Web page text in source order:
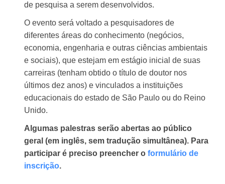
de pesquisa a serem desenvolvidos.
O evento será voltado a pesquisadores de
diferentes áreas do conhecimento (negócios,
economia, engenharia e outras ciências ambientais
e sociais), que estejamem estágio inicial de suas
carreiras (tenham obtido o título de doutor nos
últimos dez anos) e vinculados a instituições
educacionais do estado de São Paulo ou do Reino
Unido.
Algumas palestras serão abertas ao público
geral (em inglês, sem tradução simultânea). Para
participar é preciso preencher oformulário de
inscrição.